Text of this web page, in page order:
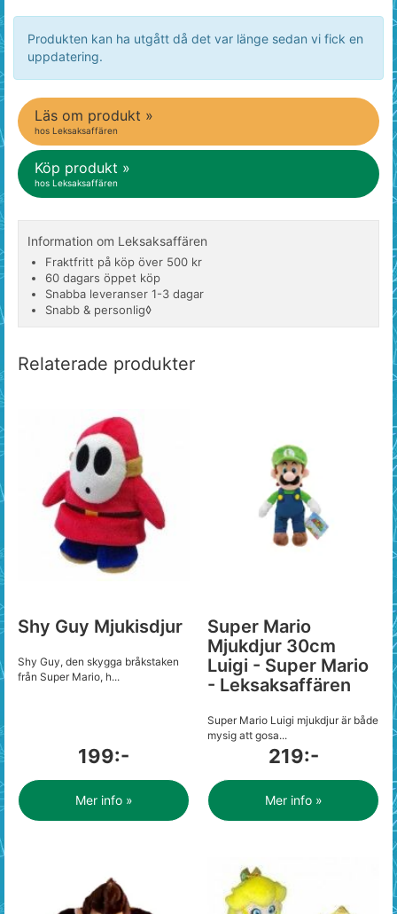
Produkten kan ha utgått då det var länge sedan vi fick en
uppdatering.
Läs om produkt »
hos Leksaksaffären
Köp produkt »
hos Leksaksaffären
Information om Leksaksaffären
Fraktfritt på köp över 500 kr
60 dagars öppet köp
Snabba leveranser 1-3 dagar
Snabb & personlig◊
Relaterade produkter
Shy Guy Mjukisdjur
Shy Guy, den skygga bråkstaken
från Super Mario, h...
199:-
Mer info »
Super Mario
Mjukdjur 30cm
Luigi - Super Mario
- Leksaksaffären
Super Mario Luigi mjukdjur är både
mysig att gosa...
219:-
Mer info »